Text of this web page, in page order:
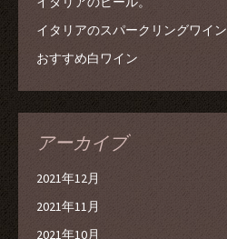
イタリアのスパークリングワイン
おすすめ白ワイン
アーカイブ
2021年12月
2021年11月
2021年10月